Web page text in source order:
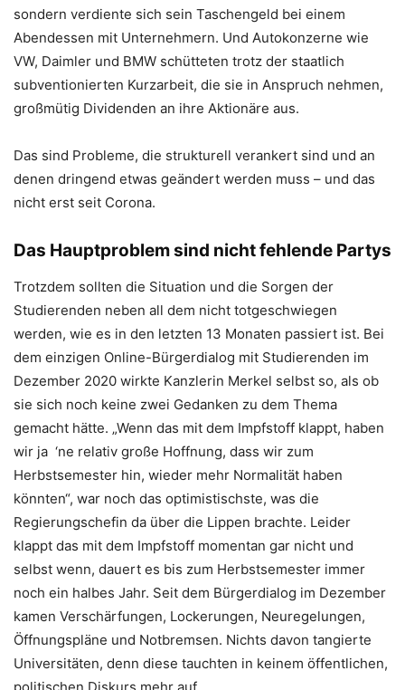
sondern verdiente sich sein Taschengeld bei einem
Abendessen mit Unternehmern. Und Autokonzerne wie
VW, Daimler und BMW schütteten trotz der staatlich
subventionierten Kurzarbeit, die sie in Anspruch nehmen,
großmütig Dividenden an ihre Aktionäre aus.
Das sind Probleme, die strukturell verankert sind und an
denen dringend etwas geändert werden muss – und das
nicht erst seit Corona.
Das Hauptproblem sind nicht fehlende Partys
Trotzdem sollten die Situation und die Sorgen der
Studierenden neben all dem nicht totgeschwiegen
werden, wie es in den letzten 13 Monaten passiert ist. Bei
dem einzigen Online-Bürgerdialog mit Studierenden im
Dezember 2020 wirkte Kanzlerin Merkel selbst so, als ob
sie sich noch keine zwei Gedanken zu dem Thema
gemacht hätte. „Wenn das mit dem Impfstoff klappt, haben
wir ja ‘ne relativ große Hoffnung, dass wir zum
Herbstsemester hin, wieder mehr Normalität haben
könnten“, war noch das optimistischste, was die
Regierungschefin da über die Lippen brachte. Leider
klappt das mit dem Impfstoff momentan gar nicht und
selbst wenn, dauert es bis zum Herbstsemester immer
noch ein halbes Jahr. Seit dem Bürgerdialog im Dezember
kamen Verschärfungen, Lockerungen, Neuregelungen,
Öffnungspläne und Notbremsen. Nichts davon tangierte
Universitäten, denn diese tauchten in keinem öffentlichen,
politischen Diskurs mehr auf.